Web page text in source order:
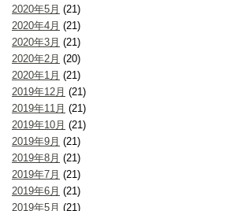
2020年5月 (21)
2020年4月 (21)
2020年3月 (21)
2020年2月 (20)
2020年1月 (21)
2019年12月 (21)
2019年11月 (21)
2019年10月 (21)
2019年9月 (21)
2019年8月 (21)
2019年7月 (21)
2019年6月 (21)
2019年5月 (21)